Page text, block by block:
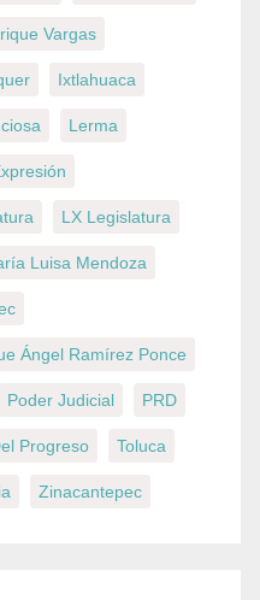
Vargas
Ixtlahuaca
Lerma
LX Legislatura
Luisa Mendoza
Ángel Ramírez Ponce
Poder Judicial PRD
Progreso Toluca
Zinacantepec